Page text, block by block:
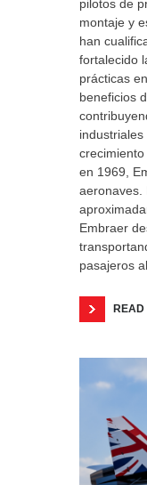
pilotos de
montaje y
han
fortalecido
prácticas
beneficios
crecimiento
en 1969,
aeronaves.
Embraer
pasajeros
READ